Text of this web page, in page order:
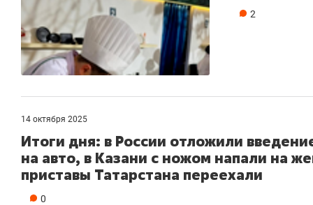
2
14 октября 2025
Итоги дня: в России отложили
на авто, в Казани с ножом напали на
приставы Татарстана переехали
0